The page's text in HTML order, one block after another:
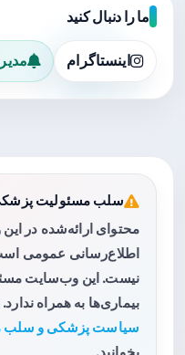
ما را دنبال کنید
اینستاگرام
سلب مسئولیت
محتوای ارائه‌شده در
اطلاع‌رسانی عمومی
نیست. این وب‌سایت
بیماری‌ها به همراه
سیاست پزشکی و سلب